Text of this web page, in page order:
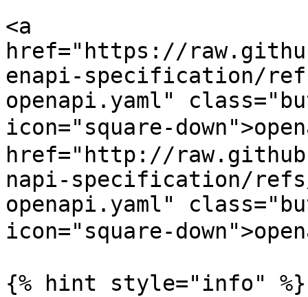
<a
href="https://
enapi-specification/
openapi.yaml"
icon="square-
href="http://
napi-specification/refs/
openapi.yaml"
icon="square-
{% hint style="info" %}